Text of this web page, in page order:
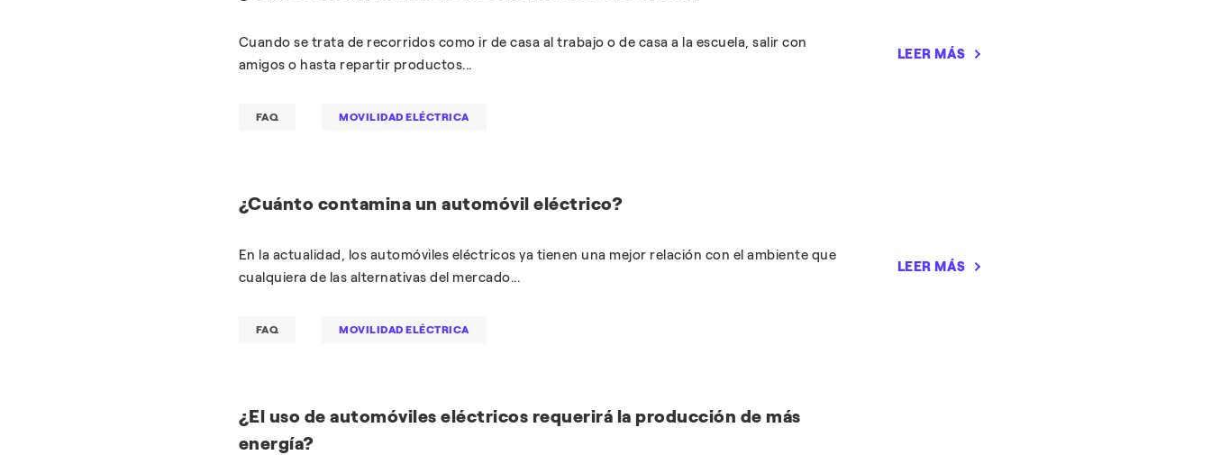
Cuando se trata de recorridos como ir de casa al trabajo o de casa a la escuela, salir con
amigos o hasta repartir productos...
LEER MÁS
FAQ MOVILIDAD ELÉCTRICA
¿Cuánto contamina un automóvil eléctrico?
En la actualidad, los automóviles eléctricos ya tienen una mejor relación con el ambiente que
cualquiera de las alternativas del mercado...
LEER MÁS
FAQ MOVILIDAD ELÉCTRICA
¿El uso de automóviles eléctricos requerirá la producción de más
energía?